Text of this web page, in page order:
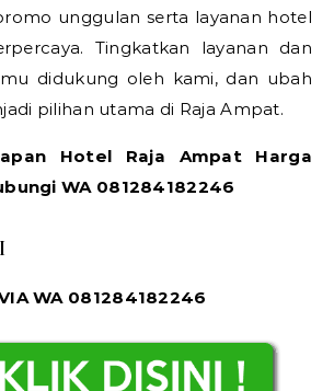
unggulan serta layanan hotel
Tingkatkan layanan dan
didukung oleh kami, dan ubah
pilihan utama di Raja Ampat.
Hotel Raja Ampat Harga
WA 081284182246
WA 081284182246